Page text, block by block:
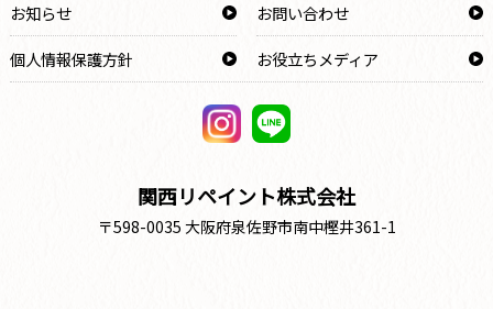
お知らせ
お問い合わせ
個人情報保護方針
お役立ちメディア
関西リペイント株式会社
〒598-0035 大阪府泉佐野市南中樫井361-1